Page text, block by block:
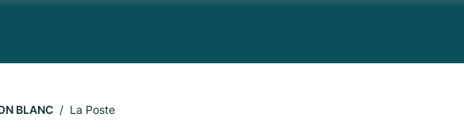
BLANC La Poste